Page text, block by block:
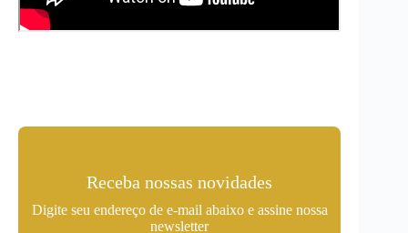
Receba nossas novidades
Digite seu endereço de e-mail abaixo e assine nossa
newsletter